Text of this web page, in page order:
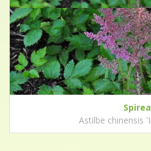
Spirea
Astilbe chinensis